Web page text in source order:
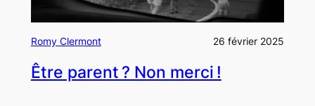
Romy Clermont 26 février 2025
Être parent ? Non merci !